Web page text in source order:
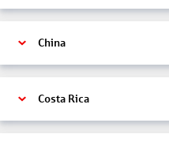
China
Costa Rica